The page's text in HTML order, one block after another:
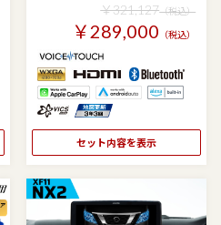
￥321,127（税込）
￥289,000 （税込）
セット内容を表示